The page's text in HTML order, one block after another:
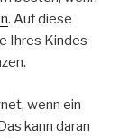
. Auf diese
Ihres Kindes
wenn ein
kann daran